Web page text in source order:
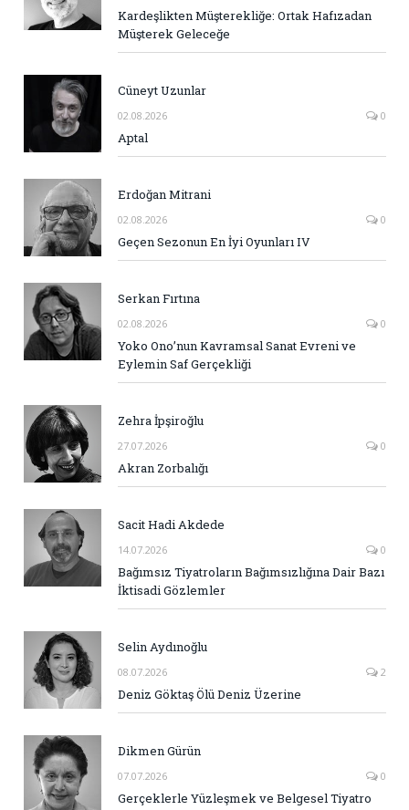
Kardeşlikten Müşterekliğe: Ortak Hafızadan
Müşterek Geleceğe
Cüneyt Uzunlar
02.08.2026 0
Aptal
Erdoğan Mitrani
02.08.2026 0
Geçen Sezonun En İyi Oyunları IV
Serkan Fırtına
02.08.2026 0
Yoko Ono’nun Kavramsal Sanat Evreni ve
Eylemin Saf Gerçekliği
Zehra İpşiroğlu
27.07.2026 0
Akran Zorbalığı
Sacit Hadi Akdede
14.07.2026 0
Bağımsız Tiyatroların Bağımsızlığına Dair Bazı
İktisadi Gözlemler
Selin Aydınoğlu
08.07.2026 2
Deniz Göktaş Ölü Deniz Üzerine
Dikmen Gürün
07.07.2026 0
Gerçeklerle Yüzleşmek ve Belgesel Tiyatro